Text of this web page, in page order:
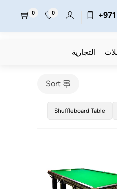
0
0
التجارية
Sort
Shuffleboard Table